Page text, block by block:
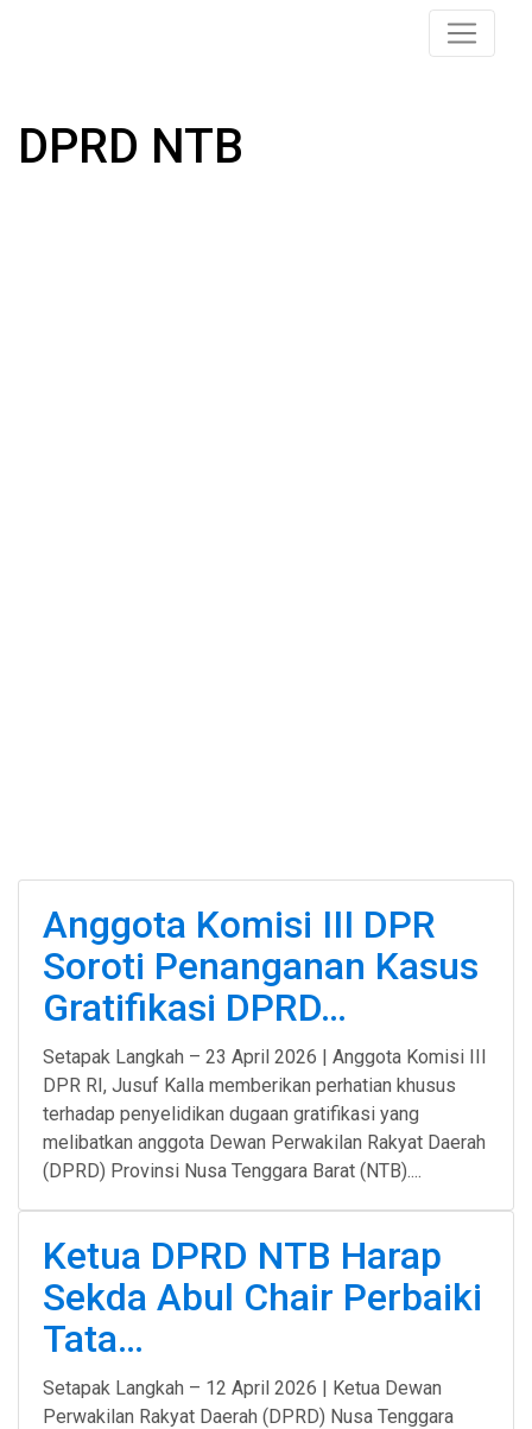
DPRD NTB
Anggota Komisi III DPR
Soroti Penanganan Kasus
Gratifikasi DPRD…
Setapak Langkah – 23 April 2026 | Anggota Komisi III
DPR RI, Jusuf Kalla memberikan perhatian khusus
terhadap penyelidikan dugaan gratifikasi yang
melibatkan anggota Dewan Perwakilan Rakyat Daerah
(DPRD) Provinsi Nusa Tenggara Barat (NTB)....
Ketua DPRD NTB Harap
Sekda Abul Chair Perbaiki
Tata…
Setapak Langkah – 12 April 2026 | Ketua Dewan
Perwakilan Rakyat Daerah (DPRD) Nusa Tenggara